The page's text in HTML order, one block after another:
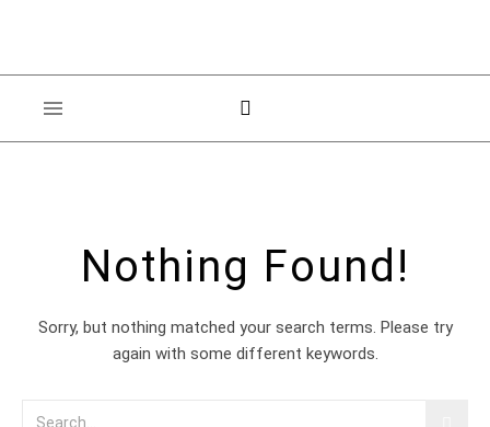
Nothing Found!
Sorry, but nothing matched your search terms. Please try
again with some different keywords.